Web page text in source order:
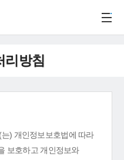
리방침
) 개인정보보호법에 따라
보호하고 개인정보와